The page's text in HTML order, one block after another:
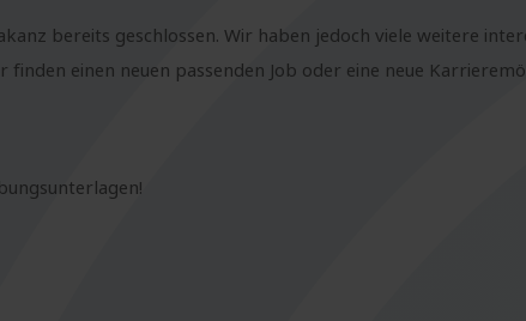
bereits geschlossen. Wir haben jedoch viele weitere
einen neuen passenden Job oder eine neue